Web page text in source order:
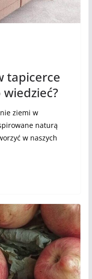
tapicerce
ziemi w
naturą
w naszych